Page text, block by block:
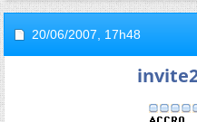
20/06/2007, 17h48